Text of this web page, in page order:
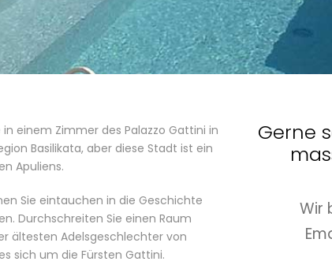
einem Zimmer des Palazzo Gattini in
Basilikata, aber diese Stadt ist ein
Apuliens.
Sie eintauchen in die Geschichte
Durchschreiten Sie einen Raum
ältesten Adelsgeschlechter von
sich um die Fürsten Gattini.
Gerne
Wir